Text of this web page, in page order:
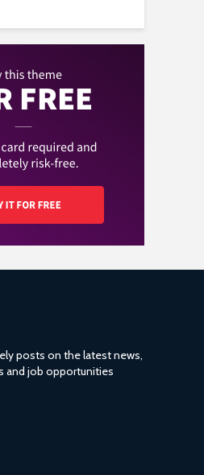
posts on the latest news,
and job opportunities